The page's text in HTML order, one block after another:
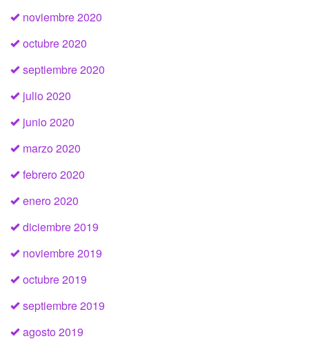
noviembre 2020
octubre 2020
septiembre 2020
julio 2020
junio 2020
marzo 2020
febrero 2020
enero 2020
diciembre 2019
noviembre 2019
octubre 2019
septiembre 2019
agosto 2019